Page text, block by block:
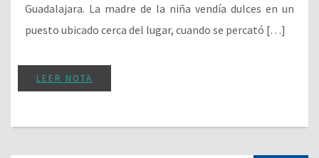
Guadalajara. La madre de la niña vendía dulces en un
puesto ubicado cerca del lugar, cuando se percató […]
LEER NOTA